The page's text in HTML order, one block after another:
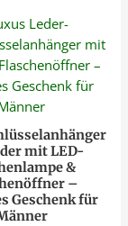
mit LED-
&
–
Geschenk für